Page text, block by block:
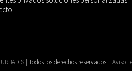
URBADIS | Todos los derechos reservados. | Aviso